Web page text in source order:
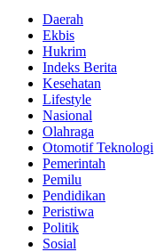
Daerah
Ekbis
Hukrim
Indeks Berita
Kesehatan
Lifestyle
Nasional
Olahraga
Otomotif Teknologi
Pemerintah
Pemilu
Pendidikan
Peristiwa
Politik
Sosial